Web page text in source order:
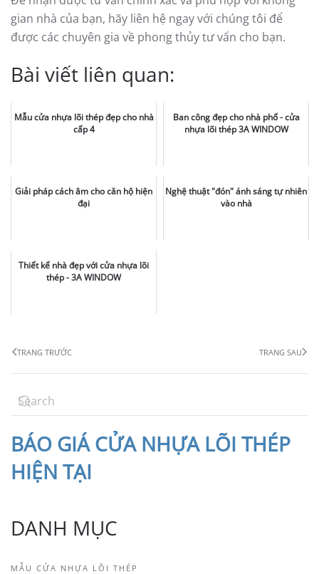
gian nhà của bạn, hãy liên hệ ngay với chúng tôi để
được các chuyên gia về phong thủy tư vấn cho bạn.
Bài viết liên quan:
Mẫu cửa nhựa lõi thép đẹp cho nhà
cấp 4
Ban công đẹp cho nhà phố - cửa
nhựa lõi thép 3A WINDOW
Giải pháp cách âm cho căn hộ hiện
đại
Nghệ thuật "đón" ánh sáng tự nhiên
vào nhà
Thiết kế nhà đẹp với cửa nhựa lõi
thép - 3A WINDOW
TRANG TRƯỚC TRANG SAU
BÁO GIÁ CỬA NHỰA LÕI THÉP
HIỆN TẠI
DANH MỤC
MẪU CỬA NHỰA LÕI THÉP